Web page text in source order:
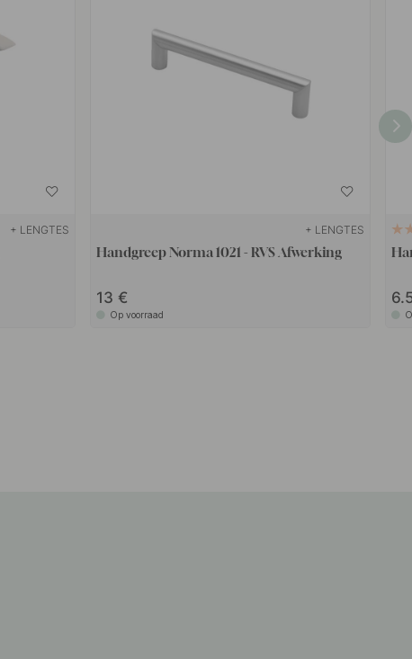
+ LENGTES + LENGTES
Handgreep Norma 1021 - RVS Afwerking
13
Op voorraad